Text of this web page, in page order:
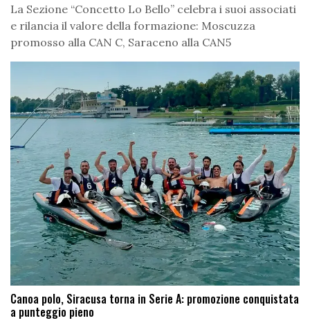
La Sezione “Concetto Lo Bello” celebra i suoi associati
e rilancia il valore della formazione: Moscuzza
promosso alla CAN C, Saraceno alla CAN5
Canoa polo, Siracusa torna in Serie A: promozione conquistata
a punteggio pieno